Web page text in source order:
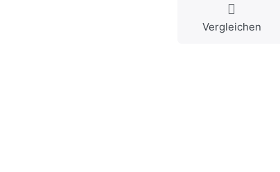
Vergleichen